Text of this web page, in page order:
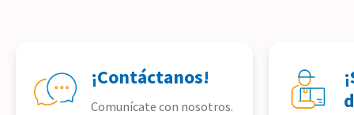
¡Contáctanos!
Comunícate con nosotros.